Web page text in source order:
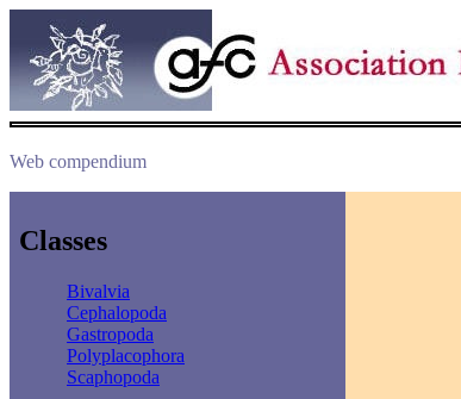
Web compendium
Classes
Bivalvia
Cephalopoda
Gastropoda
Polyplacophora
Scaphopoda